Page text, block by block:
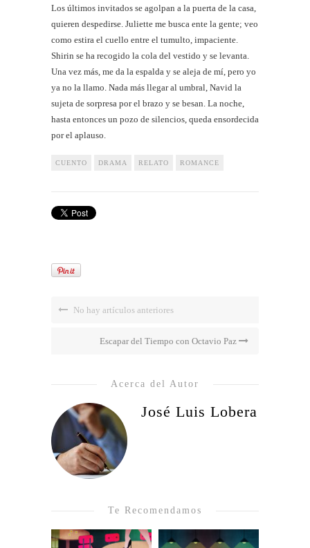
Los últimos invitados se agolpan a la puerta de la casa,
quieren despedirse. Juliette me busca ente la gente; veo
como estira el cuello entre el tumulto, impaciente.
Shirin se ha recogido la cola del vestido y se levanta.
Una vez más, me da la espalda y se aleja de mí, pero yo
ya no la llamo. Nada más llegar al umbral, Navid la
sujeta de sorpresa por el brazo y se besan. La noche,
hasta entonces un pozo de silencios, queda ensordecida
por el aplauso.
CUENTO DRAMA RELATO ROMANCE
No hay artículos anteriores
Escapar del Tiempo con Octavio Paz
Acerca del Autor
José Luis Lobera
Te Recomendamos